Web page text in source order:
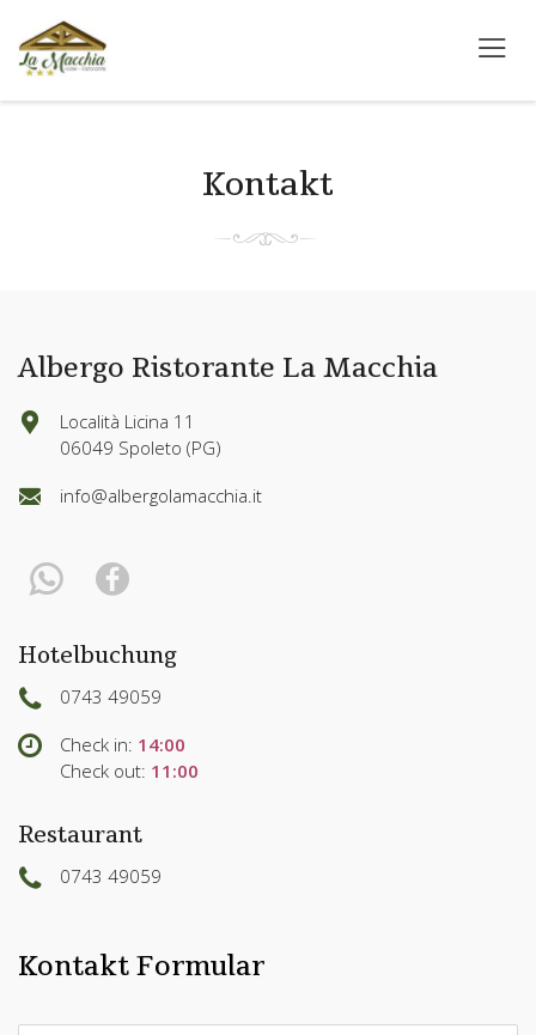
albergolamacchia
info@albergolamacchia.it
Search
English
German
Kontakt
Albergo Ristorante La Macchia
Località Licina 11
06049 Spoleto (PG)
info@albergolamacchia.it
Hotelbuchung
0743 49059
Check in: 14:00
Check out: 11:00
Restaurant
0743 49059
Kontakt Formular